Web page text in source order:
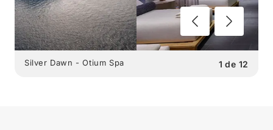
1 de 12
Silver Dawn - Otium Spa